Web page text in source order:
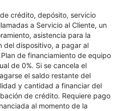
crédito, depósito, servicio
a Servicio al Cliente, un
asistencia para la
del dispositivo, a pagar al
de financiamiento de equipo
de 0%. Si se cancela el
el saldo restante del
y cantidad a financiar del
de crédito. Requiere pago
al momento de la